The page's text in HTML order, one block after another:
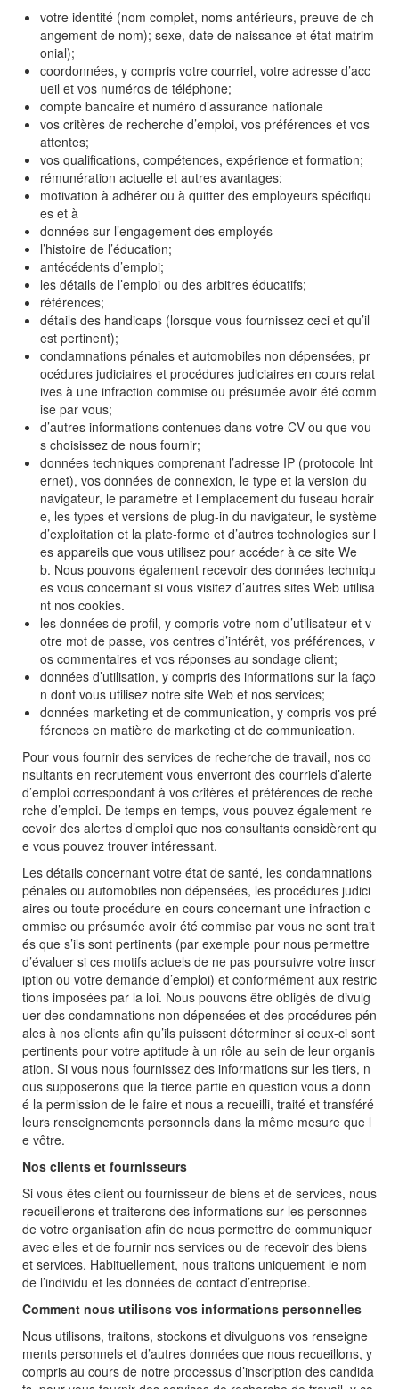
votre identité (nom complet, noms antérieurs, preuve de ch
angement de nom); sexe, date de naissance et état matrim
onial);
coordonnées, y compris votre courriel, votre adresse d’acc
ueil et vos numéros de téléphone;
compte bancaire et numéro d’assurance nationale
vos critères de recherche d’emploi, vos préférences et vos
attentes;
vos qualifications, compétences, expérience et formation;
rémunération actuelle et autres avantages;
motivation à adhérer ou à quitter des employeurs spécifiqu
es et à
données sur l’engagement des employés
l’histoire de l’éducation;
antécédents d’emploi;
les détails de l’emploi ou des arbitres éducatifs;
références;
détails des handicaps (lorsque vous fournissez ceci et qu’il
est pertinent);
condamnations pénales et automobiles non dépensées, pr
océdures judiciaires et procédures judiciaires en cours relat
ives à une infraction commise ou présumée avoir été comm
ise par vous;
d’autres informations contenues dans votre CV ou que vou
s choisissez de nous fournir;
données techniques comprenant l’adresse IP (protocole Int
ernet), vos données de connexion, le type et la version du
navigateur, le paramètre et l’emplacement du fuseau horair
e, les types et versions de plug-in du navigateur, le système
d’exploitation et la plate-forme et d’autres technologies sur l
es appareils que vous utilisez pour accéder à ce site We
b. Nous pouvons également recevoir des données techniqu
es vous concernant si vous visitez d’autres sites Web utilisa
nt nos cookies.
les données de profil, y compris votre nom d’utilisateur et v
otre mot de passe, vos centres d’intérêt, vos préférences, v
os commentaires et vos réponses au sondage client;
données d’utilisation, y compris des informations sur la faço
n dont vous utilisez notre site Web et nos services;
données marketing et de communication, y compris vos pré
férences en matière de marketing et de communication.
Pour vous fournir des services de recherche de travail, nos co
nsultants en recrutement vous enverront des courriels d’alerte
d’emploi correspondant à vos critères et préférences de reche
rche d’emploi. De temps en temps, vous pouvez également re
cevoir des alertes d’emploi que nos consultants considèrent qu
e vous pouvez trouver intéressant.
Les détails concernant votre état de santé, les condamnations
pénales ou automobiles non dépensées, les procédures judici
aires ou toute procédure en cours concernant une infraction c
ommise ou présumée avoir été commise par vous ne sont trait
és que s’ils sont pertinents (par exemple pour nous permettre
d’évaluer si ces motifs actuels de ne pas poursuivre votre inscr
iption ou votre demande d’emploi) et conformément aux restric
tions imposées par la loi. Nous pouvons être obligés de divulg
uer des condamnations non dépensées et des procédures pén
ales à nos clients afin qu’ils puissent déterminer si ceux-ci sont
pertinents pour votre aptitude à un rôle au sein de leur organis
ation. Si vous nous fournissez des informations sur les tiers, n
ous supposerons que la tierce partie en question vous a donn
é la permission de le faire et nous a recueilli, traité et transféré
leurs renseignements personnels dans la même mesure que l
e vôtre.
Nos clients et fournisseurs
Si vous êtes client ou fournisseur de biens et de services, nous
recueillerons et traiterons des informations sur les personnes
de votre organisation afin de nous permettre de communiquer
avec elles et de fournir nos services ou de recevoir des biens
et services. Habituellement, nous traitons uniquement le nom
de l’individu et les données de contact d’entreprise.
Comment nous utilisons vos informations personnelles
Nous utilisons, traitons, stockons et divulguons vos renseigne
ments personnels et d’autres données que nous recueillons, y
compris au cours de notre processus d’inscription des candida